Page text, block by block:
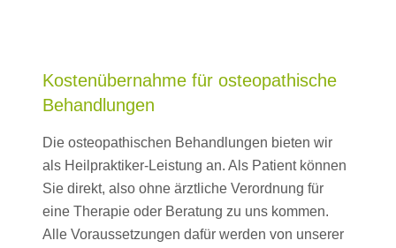
Kostenübernahme für osteopathische
Behandlungen
Die osteopathischen Behandlungen bieten wir
als Heilpraktiker-Leistung an. Als Patient können
Sie direkt, also ohne ärztliche Verordnung für
eine Therapie oder Beratung zu uns kommen.
Alle Voraussetzungen dafür werden von unserer